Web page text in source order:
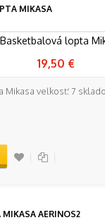
MIKASA
19,50 €
Mikasa veľkosť: 7
AERINOS2